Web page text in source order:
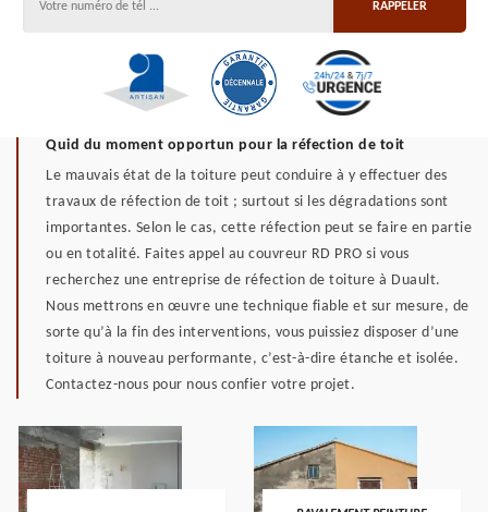
Quid du moment opportun pour la réfection de toit
Le mauvais état de la toiture peut conduire à y effectuer des
travaux de réfection de toit ; surtout si les dégradations sont
importantes. Selon le cas, cette réfection peut se faire en partie
ou en totalité. Faites appel au couvreur RD PRO si vous
recherchez une entreprise de réfection de toiture à Duault.
Nous mettrons en œuvre une technique fiable et sur mesure, de
sorte qu’à la fin des interventions, vous puissiez disposer d’une
toiture à nouveau performante, c’est-à-dire étanche et isolée.
Contactez-nous pour nous confier votre projet.